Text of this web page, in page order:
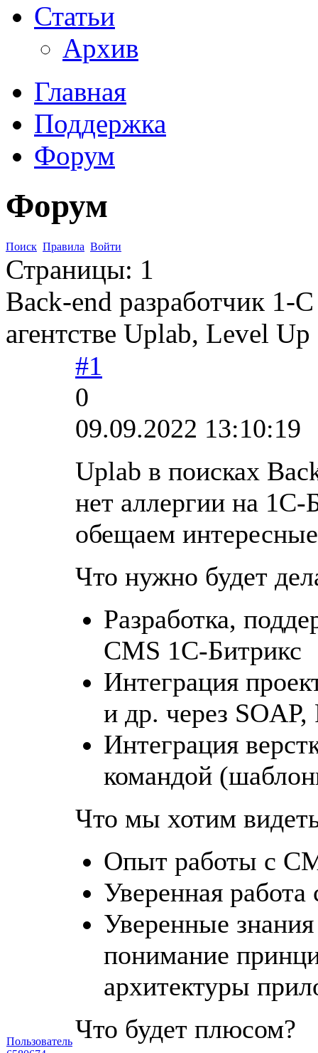
Статьи
Архив
Главная
Поддержка
Форум
Форум
Поиск Правила Войти
Страницы: 1
Back-end разработчик
агентстве Uplab, Level Up
Пользователь
#1
0
09.09.2022 13:10:19
Uplab в поисках
нет аллергии на
обещаем
Что нужно будет
Разработка,
CMS 1C-Битрикс
Интеграция
и др. через
Интеграция
командой
Что мы хотим
Опыт работы с
Уверенная работа
Уверенные
понимание
архитектуры
Что будет плюсом?